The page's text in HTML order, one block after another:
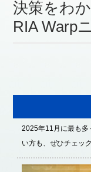
決策をわ
RIA Warp
2025年11月に最も多
い方も、ぜひチェッ